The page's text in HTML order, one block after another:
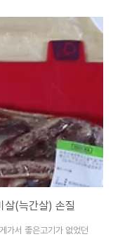
살(늑간살) 손질
가서 좋은고기가 없었던